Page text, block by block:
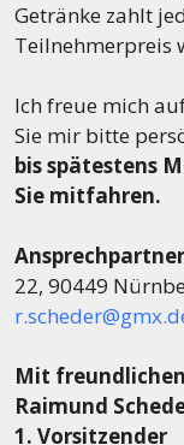
Getränke zahlt
Teilnehmerpreis
Ich freue mich
Sie mir bitte
bis spätestens
Sie mitfahren.
22, 90449
Mit
Raimund
1. Vorsitzender